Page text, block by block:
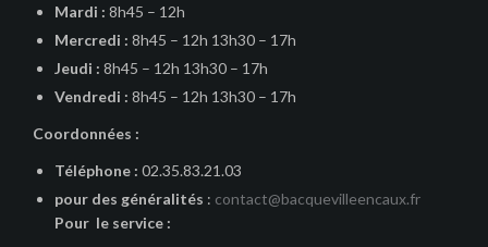
Mardi : 8h45 – 12h
Mercredi : 8h45 – 12h 13h30 – 17h
Jeudi : 8h45 – 12h 13h30 – 17h
Vendredi : 8h45 – 12h 13h30 – 17h
Coordonnées :
Téléphone : 02.35.83.21.03
pour des généralités : contact@bacquevilleencaux.fr
Pour le service :